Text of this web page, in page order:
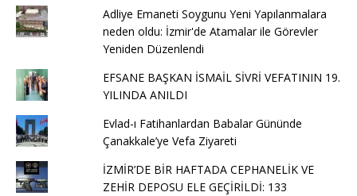
Adliye Emaneti Soygunu Yeni Yapılanmalara
neden oldu: İzmir'de Atamalar ile Görevler
Yeniden Düzenlendi
EFSANE BAŞKAN İSMAİL SİVRİ VEFATININ 19.
YILINDA ANILDI
Evlad-ı Fatihanlardan Babalar Gününde
Çanakkale’ye Vefa Ziyareti
İZMİR’DE BİR HAFTADA CEPHANELİK VE
ZEHİR DEPOSU ELE GEÇİRİLDİ: 133